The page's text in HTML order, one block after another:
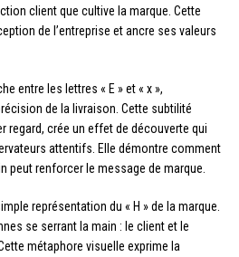
client que cultive la marque. Cette
de l’entreprise et ancre ses valeurs
entre les lettres « E » et « x »,
de la livraison. Cette subtilité
regard, crée un effet de découverte qui
attentifs. Elle démontre comment
peut renforcer le message de marque.
représentation du « H » de la marque.
se serrant la main : le client et le
métaphore visuelle exprime la